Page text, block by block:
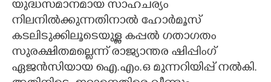
യുദ്ധസമാനമായ സാഹചര്യം
നിലനിൽക്കുന്നതിനാൽ ഹോർമൂസ്
കടലിടുക്കിലൂടെയുള്ള കപ്പൽ ഗതാഗതം
സുരക്ഷിതമല്ലെന്ന് രാജ്യാന്തര ഷിപ്പിംഗ്
ഏജൻസിയായ ഐ.എം.ഒ മുന്നറിയിപ്പ് നൽകി.